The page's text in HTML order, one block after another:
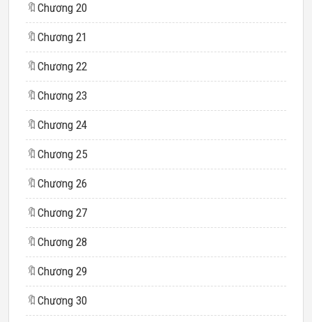
🔖 Chương 20
🔖 Chương 21
🔖 Chương 22
🔖 Chương 23
🔖 Chương 24
🔖 Chương 25
🔖 Chương 26
🔖 Chương 27
🔖 Chương 28
🔖 Chương 29
🔖 Chương 30